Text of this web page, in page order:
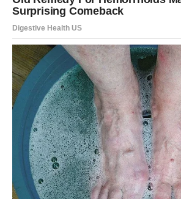
Ključna karmička
nedelje
Ne moraš više da biraš između opcija
sada biraš ono što ti donosi mir.
Sledeća nedelja traži od Blizanaca da
inteligenciji, ali i intuiciji. Da ne
umanjuju sopstvenu vrednost. Jer
dolazi kao potvrda da nisi pogrešio što
“kliknu”.